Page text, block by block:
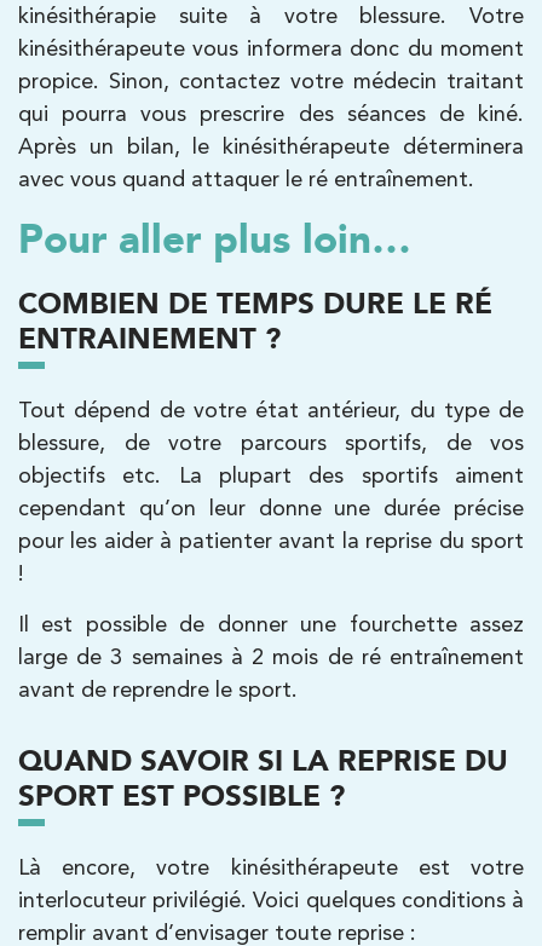
kinésithérapie suite à votre blessure. Votre
kinésithérapeute vous informera donc du moment
propice. Sinon, contactez votre médecin traitant
qui pourra vous prescrire des séances de kiné.
Après un bilan, le kinésithérapeute déterminera
avec vous quand attaquer le ré entraînement.
Pour aller plus loin…
COMBIEN DE TEMPS DURE LE RÉ
ENTRAINEMENT ?
Tout dépend de votre état antérieur, du type de
blessure, de votre parcours sportifs, de vos
objectifs etc. La plupart des sportifs aiment
cependant qu’on leur donne une durée précise
pour les aider à patienter avant la reprise du sport
!
Il est possible de donner une fourchette assez
large de 3 semaines à 2 mois de ré entraînement
avant de reprendre le sport.
QUAND SAVOIR SI LA REPRISE DU
SPORT EST POSSIBLE ?
Là encore, votre kinésithérapeute est votre
interlocuteur privilégié. Voici quelques conditions à
remplir avant d’envisager toute reprise :
PRENDRE RDV
PRENDRE RDV
Koss Paris 8 – Haussmann
74 Bd Haussmann 75008 Paris
Kinésithérapie
IK Morangis – 91
PRENDRE RDV
PRENDRE RDV
Kinésithérapie Balnéothérapie
8 Rue de Paris 92190 Meudon
8 Rue de Paris 92190 Meudon
01 40 95 01 09
Kinésithérapie